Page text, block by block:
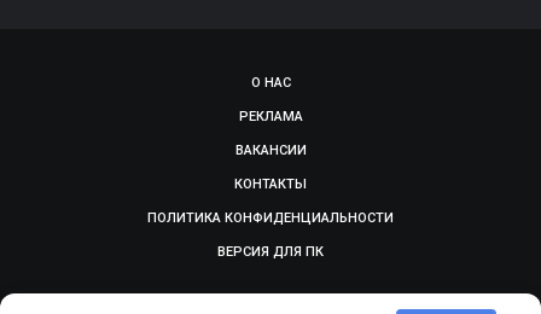
О НАС
РЕКЛАМА
ВАКАНСИИ
КОНТАКТЫ
ПОЛИТИКА КОНФИДЕНЦИАЛЬНОСТИ
ВЕРСИЯ ДЛЯ ПК